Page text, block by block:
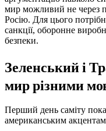
мир можливий не через
Росію. Для цього
санкції, оборонне
безпеки.
Зеленський і
мир різними
Перший день саміту
американським